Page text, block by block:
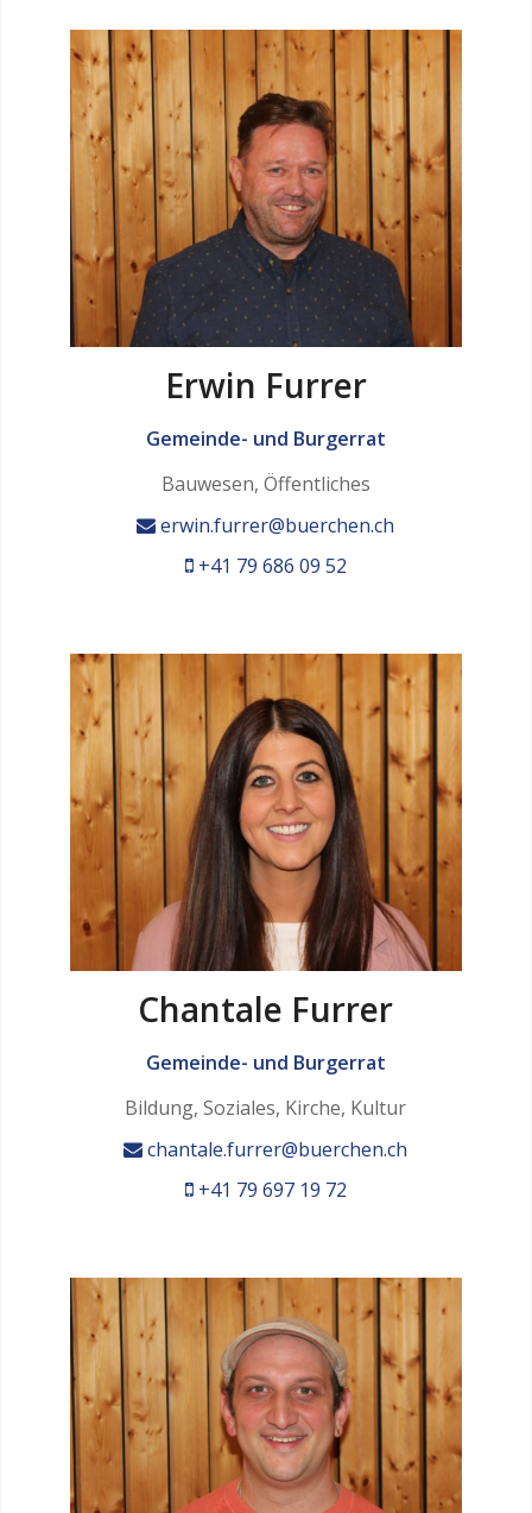
Erwin Furrer
Gemeinde- und Burgerrat
Bauwesen, Öffentliches
erwin.furrer@buerchen.ch
+41 79 686 09 52
Chantale Furrer
Gemeinde- und Burgerrat
Bildung, Soziales, Kirche, Kultur
chantale.furrer@buerchen.ch
+41 79 697 19 72